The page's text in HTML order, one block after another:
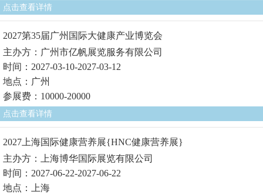
点击查看详情
2027第35届广州国际大健康产业博览会
主办方：广州市亿帆展览服务有限公司
时间：2027-03-10-2027-03-12
地点：广州
参展费：10000-20000
点击查看详情
2027上海国际健康营养展{HNC健康营养展}
主办方：上海博华国际展览有限公司
时间：2027-06-22-2027-06-22
地点：上海